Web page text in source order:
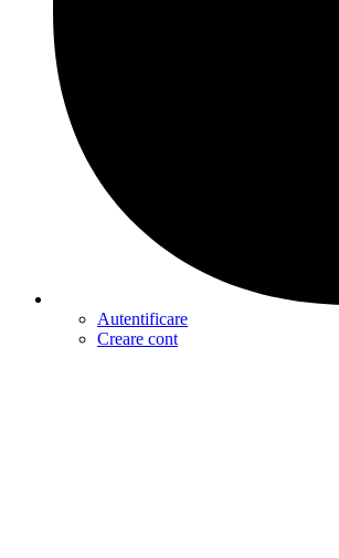
Autentificare
Creare cont